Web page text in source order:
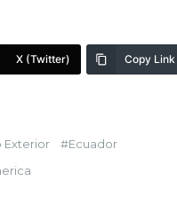
X (Twitter) Copy Link
Exterior
Ecuador